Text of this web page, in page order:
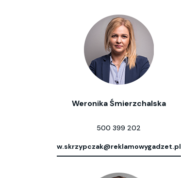
Weronika Śmierzchalska
500 399 202
w.skrzypczak@reklamowygadzet.pl